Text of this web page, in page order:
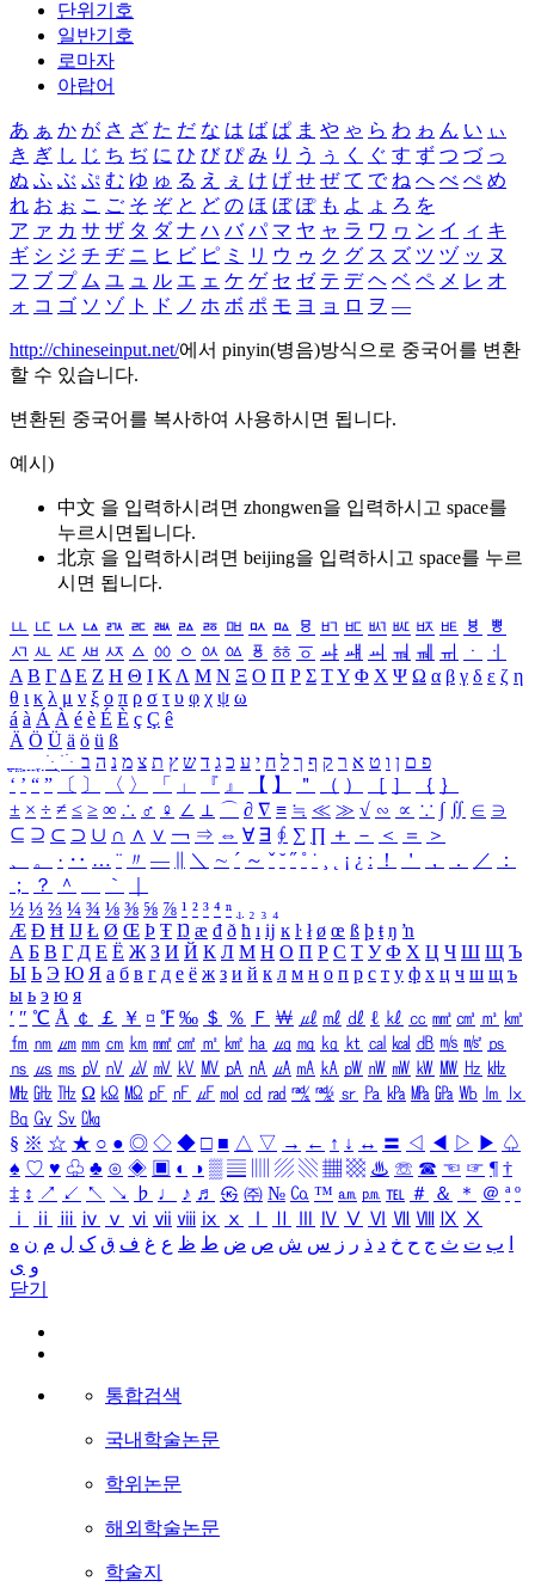
단위기호
일반기호
로마자
아랍어
あ ぁ か が さ ざ た だ な は ば ぱ ま や ゃ ら わ ゎ ん い ぃ
き ぎ し じ ち ぢ に ひ び ぴ み り う ぅ く ぐ す ず つ づ っ
ぬ ふ ぶ ぷ む ゆ ゅ る え ぇ け げ せ ぜ て で ね へ べ ぺ め
れ お ぉ こ ご そ ぞ と ど の ほ ぼ ぽ も よ ょ ろ を
ア ァ カ サ ザ タ ダ ナ ハ バ パ マ ヤ ャ ラ ワ ヮ ン イ ィ キ
ギ シ ジ チ ヂ ニ ヒ ビ ピ ミ リ ウ ゥ ク グ ス ズ ツ ヅ ッ ヌ
フ ブ プ ム ユ ュ ル エ ェ ケ ゲ セ ゼ テ デ ヘ ベ ペ メ レ オ
ォ コ ゴ ソ ゾ ト ド ノ ホ ボ ポ モ ヨ ョ ロ ヲ ―
http://chineseinput.net/에서 pinyin(병음)방식으로 중국어를 변환
할 수 있습니다.
변환된 중국어를 복사하여 사용하시면 됩니다.
예시)
中文 을 입력하시려면 zhongwen을 입력하시고 space를
누르시면됩니다.
北京 을 입력하시려면 beijing을 입력하시고 space를 누르
시면 됩니다.
ㅥ ㅦ ㅧ ㅨ ㅩ ㅪ ㅫ ㅬ ㅭ ㅮ ㅯ ㅰ ㅱ ㅲ ㅳ ㅴ ㅵ ㅶ ㅷ ㅸ
ㅹ
ㅺ ㅻ ㅼ ㅽ ㅾ ㅿ ㆀ ㆁ ㆂ ㆃ ㆄ ㆅ ㆆ ㆇ ㆈ ㆉ ㆊ ㆋ ㆌ ㆍ
ㆎ
Α Β ΓΔ Ε Ζ Η Θ Ι ΚΛ Μ Ν Ξ Ο Π Ρ Σ ΤΥ Φ Χ Ψ Ω α β γ δ ε ζ η
θ ι κ λ μ ν ξ ο π ρ σ τ υ φ χ ψ ω
á à Á À é è É È ç Ç ê
Ä Ö Ü ä ö ü ß
ִֶֹ ֻּ ׁׂ פ ם ן ו ט א ר ק ף ך ל ח י ע כ ג ד ש ץ ת צ מ נ ה ב
‘ ’ “ ” 〔 〕 〈 〉 「 」 『 』 【 】 ＂ （ ） ［ ］ ｛ ｝
± × ÷ ≠ ≤ ≥ ∞ ∴ ♂ ♀ ∠ ⊥ ⌒ ∂ ∇ ≡ ≒ ≪ ≫ √ ∽ ∝ ∵ ∫ ∬ ∈ ∋
⊆ ⊇ ⊂ ⊃ ∪ ∩ ∧ ∨ ￢ ⇒ ⇔ ∀ ∃ ∮ ∑ ∏ ＋ － ＜ ＝
＞
、
。 · ‥ … ¨ 〃 ― ＼ ∼ ´ ～ ˇ ˘ ˝ ˚ ˙ ¸ ¡ ¿ ː ！ ＇ ， ． ／
：
；
？ ＾ ｀
½ ⅓ ⅔ ¼ ¾ ⅛ ⅜ ⅝ ⅞ ¹ ² ³ ⁴ ⁿ ₁ ₂ ₃ ₄
Æ Ð Ħ Ĳ Ł Ø Œ Þ Ŧ Ŋ æ đ ð ħ ı ĳ ĸ ŀ ł ø œ ß þ ŧ ŋ ŉ
А Б В Г Д Е Ё Ж З И Й К Л М Н О П Р С Т У Ф Х Ц Ч Ш Щ Ъ
Ы Ь Э Ю Я а б в г д е ё ж з и й к л м н о п р с т у ф х ц ч ш щ ъ
ы ь э ю я
′ ″ ℃ Å ￠ ￡ ￥ ¤ ℉ ‰ ＄ ％ Ｆ ￦ ㎕ ㎖ ㎗ ℓ ㎘ ㏄ ㎣ ㎤ ㎥ ㎦
㎙ ㎚ ㎛ ㎜ ㎝ ㎞ ㎟ ㎠ ㎡ ㎢ ㏊ ㎍ ㎎ ㎏ ㏏ ㎈ ㎉ ㏈ ㎧ ㎨ ㎰
㎱ ㎲ ㎳ ㎴ ㎵ ㎶ ㎷ ㎸ ㎹ ㎀ ㎁ ㎂ ㎃ ㎄ ㎺ ㎻ ㎽ ㎾ ㎿ ㎐ ㎑
㎒ ㎓ ㎔ Ω ㏀ ㏁ ㎊ ㎋ ㎌ ㏖ ㏅ ㎭ ㎮ ㎯ ㏛ ㎩ ㎪ ㎫ ㎬ ㏝ ㏐
㏓
㏃ ㏉ ㏜ ㏆
§ ※ ☆ ★ ○ ● ◎ ◇ ◆ □ ■ △ ▽ → ← ↑ ↓ ↔ 〓 ◁ ◀ ▷ ▶ ♤
♠ ♡ ♥ ♧ ♣ ⊙ ◈ ▣ ◐ ◑ ▒ ▤ ▨ ▧ ▦ ▩ ♨ ☏ ☎ ☜ ☞ ¶ †
‡ ↕ ↗ ↙ ↖ ↘ ♭ ♩ ♪ ♬ ㉿ ㈜ № ㏇ ™ ㏂ ㏘ ℡ ＃ ＆ ＊ ＠ ª º
ⅰ
ⅱ ⅲ ⅳ ⅴ ⅵ ⅶ ⅷ ⅸ ⅹ Ⅳ Ⅴ Ⅵ Ⅶ Ⅷ Ⅸ Ⅹ
ب ت ث ج ح خ د ذ ر ز س ش ص ض ط ظ ع غ ف ق ک ل م ن ه
و ی
닫기
통합검색
국내학술논문
학위논문
해외학술논문
학술지